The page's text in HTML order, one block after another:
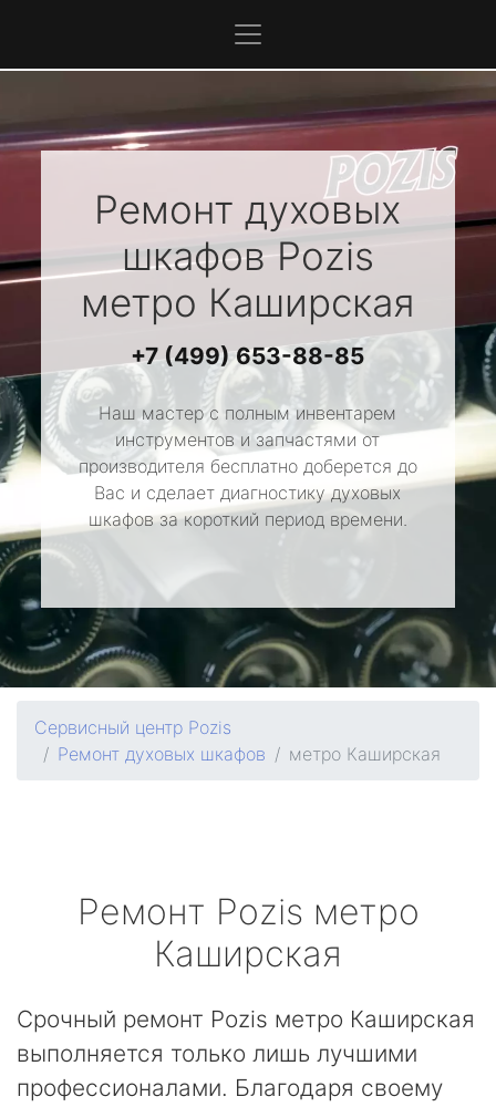
Ремонт духовых
шкафовPozis
метро Каширская
+7 (499) 653-88-85
Наш мастер с полным инвентарем
инструментов и запчастями от
производителя бесплатно доберется до
Вас и сделает диагностику духовых
шкафов за короткий период времени.
Сервисный центр Pozis
Ремонт духовых шкафов
метро Каширская
Ремонт Pozis метро
Каширская
Срочный ремонт Pozis метро Каширская
выполняется только лишь лучшими
профессионалами. Благодаря своему